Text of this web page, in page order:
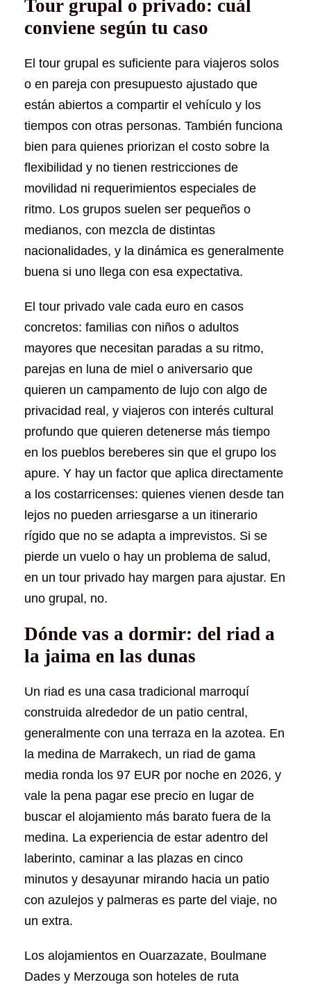
Tour grupal o privado: cuál
conviene según tu caso
El tour grupal es suficiente para viajeros solos
o en pareja con presupuesto ajustado que
están abiertos a compartir el vehículo y los
tiempos con otras personas. También funciona
bien para quienes priorizan el costo sobre la
flexibilidad y no tienen restricciones de
movilidad ni requerimientos especiales de
ritmo. Los grupos suelen ser pequeños o
medianos, con mezcla de distintas
nacionalidades, y la dinámica es generalmente
buena si uno llega con esa expectativa.
El tour privado vale cada euro en casos
concretos: familias con niños o adultos
mayores que necesitan paradas a su ritmo,
parejas en luna de miel o aniversario que
quieren un campamento de lujo con algo de
privacidad real, y viajeros con interés cultural
profundo que quieren detenerse más tiempo
en los pueblos bereberes sin que el grupo los
apure. Y hay un factor que aplica directamente
a los costarricenses: quienes vienen desde tan
lejos no pueden arriesgarse a un itinerario
rígido que no se adapta a imprevistos. Si se
pierde un vuelo o hay un problema de salud,
en un tour privado hay margen para ajustar. En
uno grupal, no.
Dónde vas a dormir: del riad a
la jaima en las dunas
Un riad es una casa tradicional marroquí
construida alrededor de un patio central,
generalmente con una terraza en la azotea. En
la medina de Marrakech, un riad de gama
media ronda los 97 EUR por noche en 2026, y
vale la pena pagar ese precio en lugar de
buscar el alojamiento más barato fuera de la
medina. La experiencia de estar adentro del
laberinto, caminar a las plazas en cinco
minutos y desayunar mirando hacia un patio
con azulejos y palmeras es parte del viaje, no
un extra.
Los alojamientos en Ouarzazate, Boulmane
Dades y Merzouga son hoteles de ruta